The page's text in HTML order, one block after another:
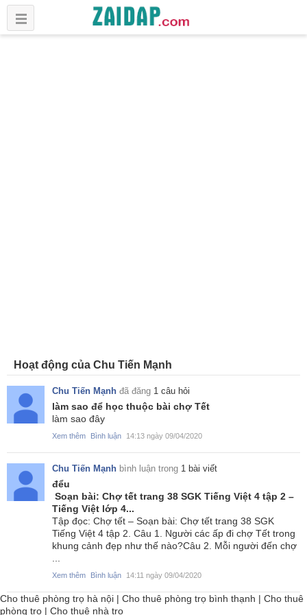
Hoạt động của Chu Tiến Mạnh
Chu Tiến Mạnh đã đăng 1 câu hỏi
làm sao để học thuộc bài chợ Tết
làm sao đây
Xem thêm Bình luận 14:13 ngày 09/04/2020
Chu Tiến Mạnh bình luận trong 1 bài viết
đểu
Soạn bài: Chợ tết trang 38 SGK Tiếng Việt 4 tập 2 –
Tiếng Việt lớp 4...
Tập đọc: Chợ tết – Soạn bài: Chợ tết trang 38 SGK
Tiếng Việt 4 tập 2. Câu 1. Người các ấp đi chợ Tết trong
khung cảnh đẹp như thế nào?Câu 2. Mỗi người đến chợ
Xem thêm Bình luận 14:11 ngày 09/04/2020
Cho thuê phòng trọ hà nội | Cho thuê phòng trọ bình thạnh | Cho thuê
phòng trọ | Cho thuê nhà trọ